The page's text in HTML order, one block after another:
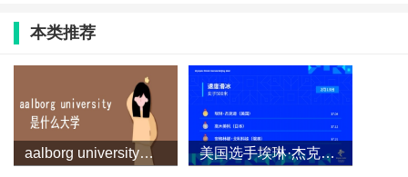
本类推荐
aalborg university是什么大学？ 美国选手埃琳·杰克逊获得速度滑冰女子500米冠军